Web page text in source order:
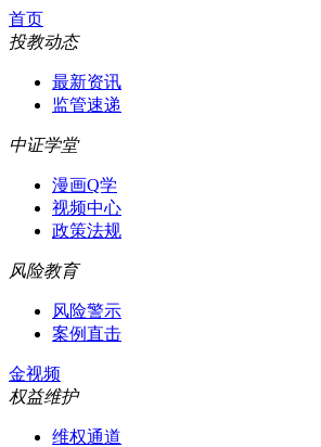
首页
投教动态
最新资讯
监管速递
中证学堂
漫画Q学
视频中心
政策法规
风险教育
风险警示
案例直击
金视频
权益维护
维权通道